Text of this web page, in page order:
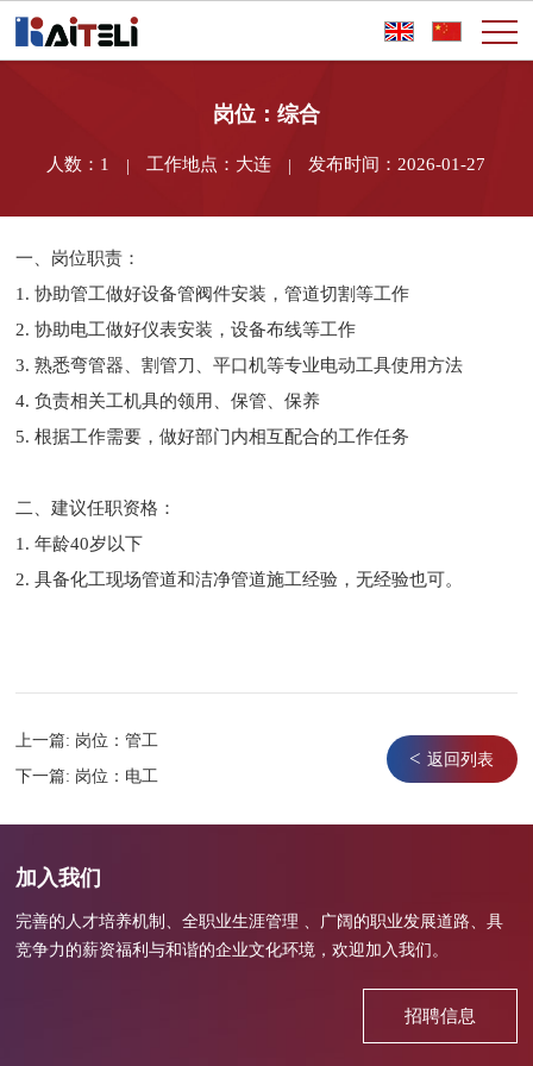
岗位：综合
人数：1 工作地点：大连 发布时间：2026-01-27
一、岗位职责：
1. 协助管工做好设备管阀件安装，管道切割等工作
2. 协助电工做好仪表安装，设备布线等工作
3. 熟悉弯管器、割管刀、平口机等专业电动工具使用方法
4. 负责相关工机具的领用、保管、保养
5. 根据工作需要，做好部门内相互配合的工作任务
二、建议任职资格：
1. 年龄40岁以下
2. 具备化工现场管道和洁净管道施工经验，无经验也可。
上一篇: 岗位：管工
下一篇: 岗位：电工
< 返回列表
加入我们
完善的人才培养机制、全职业生涯管理 、广阔的职业发展道路、具
竞争力的薪资福利与和谐的企业文化环境，欢迎加入我们。
招聘信息